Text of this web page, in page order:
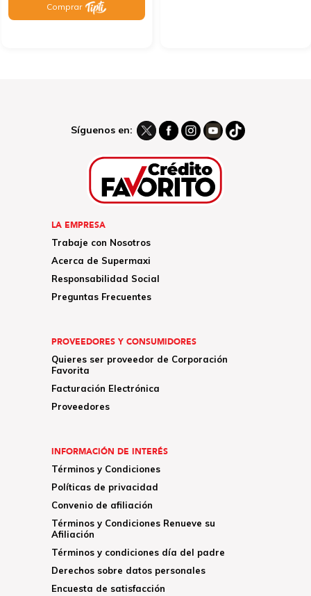
Comprar
Síguenos en:
LA EMPRESA
Trabaje con Nosotros
Acerca de Supermaxi
Responsabilidad Social
Preguntas Frecuentes
PROVEEDORES Y CONSUMIDORES
Quieres ser proveedor de Corporación
Favorita
Facturación Electrónica
Proveedores
INFORMACIÓN DE INTERÉS
Términos y Condiciones
Políticas de privacidad
Convenio de afiliación
Términos y Condiciones Renueve su
Afiliación
Términos y condiciones día del padre
Derechos sobre datos personales
Encuesta de satisfacción